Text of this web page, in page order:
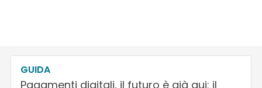
GUIDA
Pagamenti digitali, il futuro è già qui: il